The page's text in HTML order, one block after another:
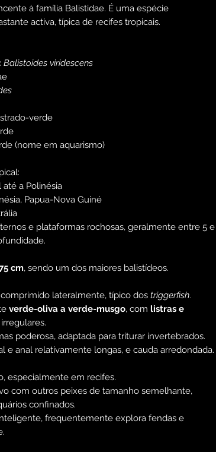
à família Balistidae. É uma espécie
activa, típica de recifes tropicais.
Balistoides viridescens
verde
(nome em aquarismo)
até a Polinésia
Papua-Nova Guiné
e plataformas rochosas, geralmente entre 5 e
cm, sendo um dos maiores balistídeos.
lateralmente, típico dos triggerfish.
verde-oliva a verde-musgo, com listras e
irregulares.
poderosa, adaptada para triturar invertebrados.
e anal relativamente longas, e cauda arredondada.
especialmente em recifes.
com outros peixes de tamanho semelhante,
confinados.
frequentemente explora fendas e